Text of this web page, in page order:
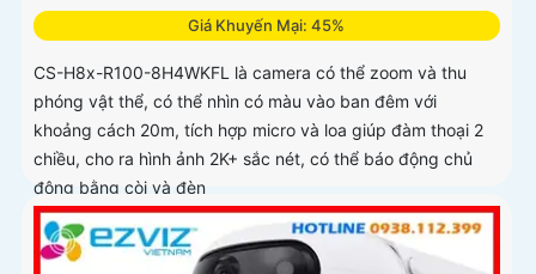
Giá Khuyến Mại: 45%
CS-H8x-R100-8H4WKFL là camera có thể zoom và thu
phóng vật thể, có thể nhìn có màu vào ban đêm với
khoảng cách 20m, tích hợp micro và loa giúp đàm thoại 2
chiều, cho ra hình ảnh 2K+ sắc nét, có thể báo động chủ
động bằng còi và đèn